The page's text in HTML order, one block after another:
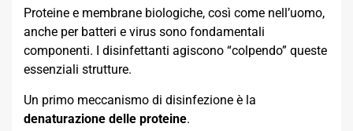
Proteine e membrane biologiche, così come nell’uomo,
anche per batteri e virus sono fondamentali
componenti. I disinfettanti agiscono “colpendo” queste
essenziali strutture.
Un primo meccanismo di disinfezione è la
denaturazione delle proteine.